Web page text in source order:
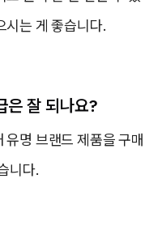
시는 게 좋습니다.
은 잘 되나요?
유명 브랜드 제품을 구매
니다.